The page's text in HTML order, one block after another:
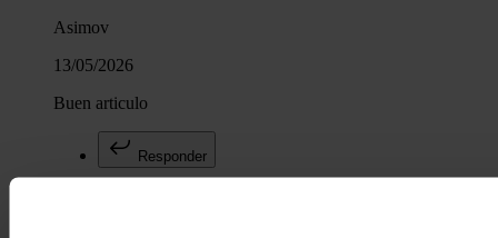
Asimov
13/05/2026
Buen articulo
Responder